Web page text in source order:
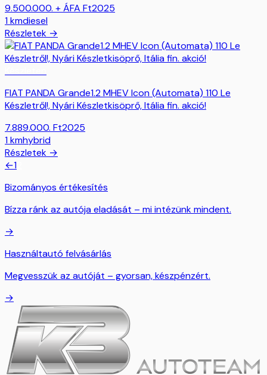
9.500.000. + ÁFA Ft2025
1kmdiesel
Részletek →
FIAT PANDA Grande1.2 MHEV Icon (Automata) 110 Le
Készletről!, Nyári Készletkisöprő, Itália fin. akció!
7.889.000. Ft2025
1kmhybrid
Részletek →
←1
Bizományos értékesítés
Bízza ránk az autója eladását – mi intézünk mindent.
→
Használtautó felvásárlás
Megvesszük az autóját – gyorsan, készpénzért.
→